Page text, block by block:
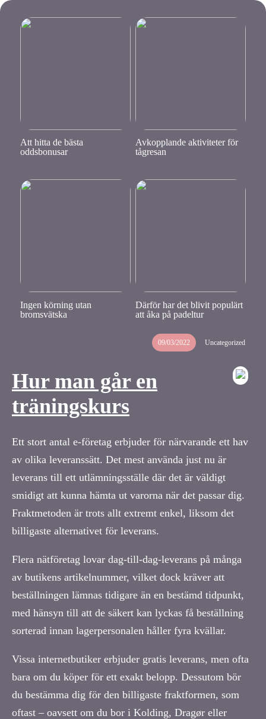
Att hitta de bästa
oddsbonusar
Avkopplande aktiviteter för
tågresan
Ingen körning utan
bromsvätska
Därför har det blivit populärt
att åka på padeltur
09/03/2022 Uncategorized
Hur man går en
träningskurs
Ett stort antal e-företag erbjuder för närvarande ett hav
av olika leveranssätt. Det mest använda just nu är
leverans till ett utlämningsställe där det är väldigt
smidigt att kunna hämta ut varorna när det passar dig.
Fraktmetoden är trots allt extremt enkel, liksom det
billigaste alternativet för leverans.
Flera nätföretag lovar dag-till-dag-leverans på många
av butikens artikelnummer, vilket dock kräver att
beställningen lämnas tidigare än en bestämd tidpunkt,
med hänsyn till att de säkert kan lyckas få beställning
sorterad innan lagerpersonalen håller fyra kvällar.
Vissa internetbutiker erbjuder gratis leverans, men ofta
bara om du köper för ett exakt belopp. Dessutom bör
du bestämma dig för den billigaste fraktformen, som
oftast – oavsett om du bor i Kolding, Dragør eller